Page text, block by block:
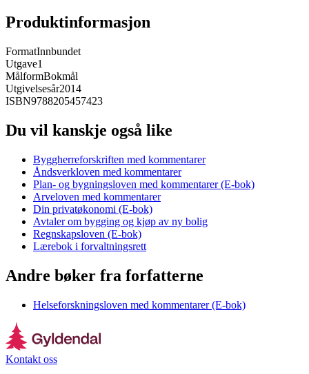
Produktinformasjon
FormatInnbundet
Utgave1
MålformBokmål
Utgivelsesår2014
ISBN9788205457423
Du vil kanskje også like
Byggherreforskriften med kommentarer
Åndsverkloven med kommentarer
Plan- og bygningsloven med kommentarer (E-bok)
Arveloven med kommentarer
Din privatøkonomi (E-bok)
Avtaler om bygging og kjøp av ny bolig
Regnskapsloven (E-bok)
Lærebok i forvaltningsrett
Andre bøker fra forfatterne
Helseforskningsloven med kommentarer (E-bok)
Kontakt oss